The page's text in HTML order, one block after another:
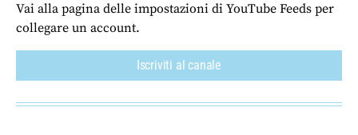
Vai alla pagina delle impostazioni di YouTube Feeds per
collegare un account.
Iscriviti al canale